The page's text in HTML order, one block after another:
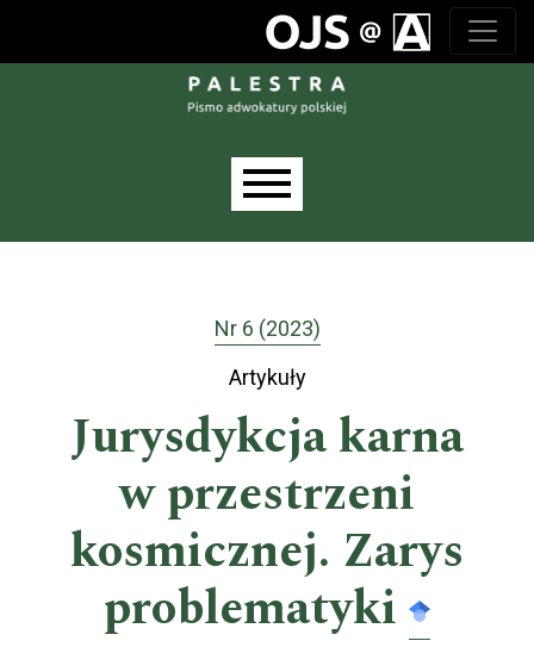
Nr 6 (2023)
Artykuły
Jurysdykcja karna
w przestrzeni
kosmicznej. Zarys
problematyki